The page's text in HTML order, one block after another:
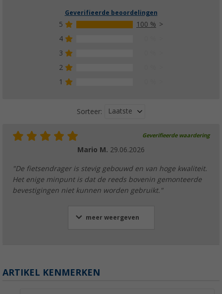
Geverifieerde beoordelingen
5
100 %
4
3
2
1
Sorteer: Laatste
Geverifieerde waardering
Mario M. 29.06.2026
"De fietsendrager is stevig gebouwd en van hoge kwaliteit.
Het enige minpunt is dat de reeds bovenin gemonteerde
bevestigingen niet kunnen worden gebruikt."
meer weergeven
ARTIKEL KENMERKEN